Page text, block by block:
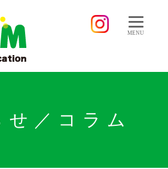
MENU
せ／コラム